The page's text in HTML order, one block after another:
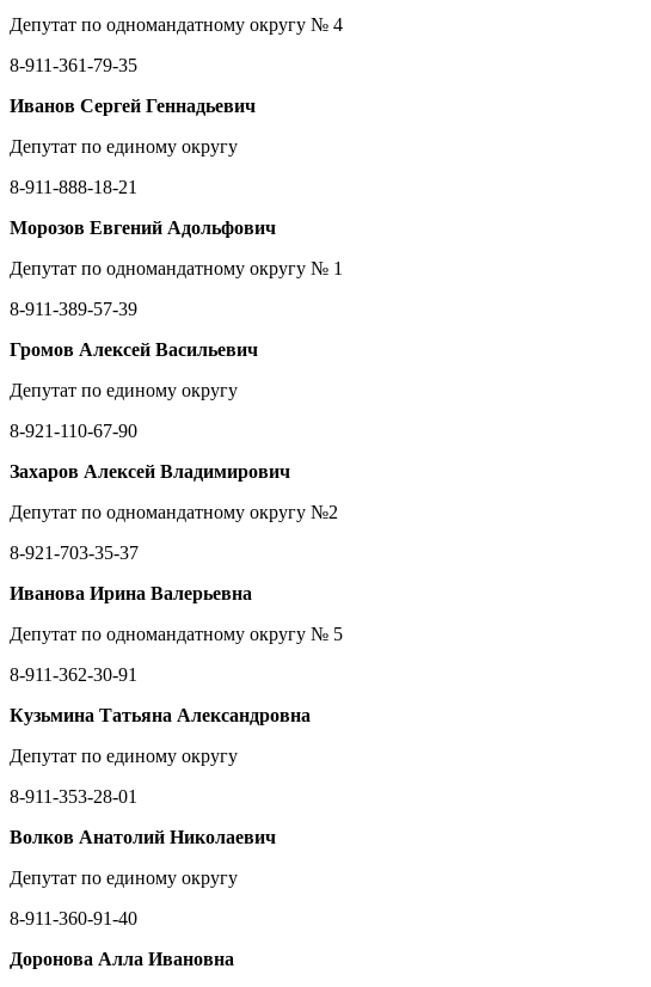
Депутат по одномандатному округу № 4
8-911-361-79-35
Иванов Сергей Геннадьевич
Депутат по единому округу
8-911-888-18-21
Морозов Евгений Адольфович
Депутат по одномандатному округу № 1
8-911-389-57-39
Громов Алексей Васильевич
Депутат по единому округу
8-921-110-67-90
Захаров Алексей Владимирович
Депутат по одномандатному округу №2
8-921-703-35-37
Иванова Ирина Валерьевна
Депутат по одномандатному округу № 5
8-911-362-30-91
Кузьмина Татьяна Александровна
Депутат по единому округу
8-911-353-28-01
Волков Анатолий Николаевич
Депутат по единому округу
8-911-360-91-40
Доронова Алла Ивановна